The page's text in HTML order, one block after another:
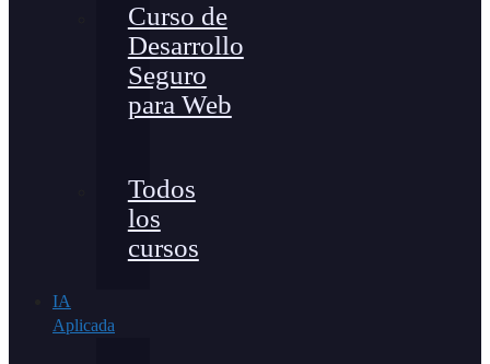
Curso de
Desarrollo
Seguro
para Web
Todos
los
cursos
IA
Aplicada